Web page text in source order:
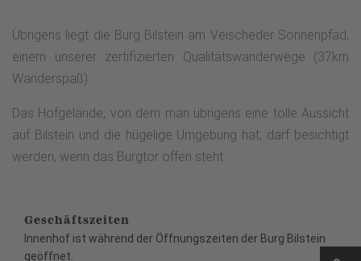
Übrigens liegt die Burg Bilstein am Veischeder Sonnenpfad,
einem unserer zertifizierten Qualitätswanderwege (37km
Wanderspaß).
Das Hofgelände, von dem man übrigens eine tolle Aussicht
auf Bilstein und die hügelige Umgebung hat, darf besichtigt
werden, wenn das Burgtor offen steht.
Geschäftszeiten
Innenhof ist während der Öffnungszeiten der Burg Bilstein
geöffnet.